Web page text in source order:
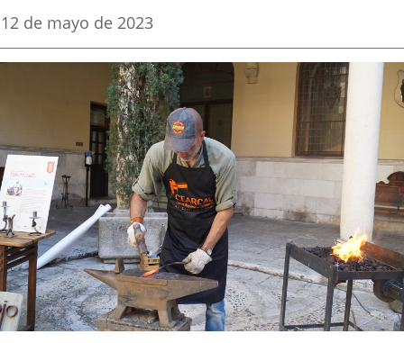
aplicación
externa.
aplicación
externa.
Fecha
la
12 de mayo de 2023